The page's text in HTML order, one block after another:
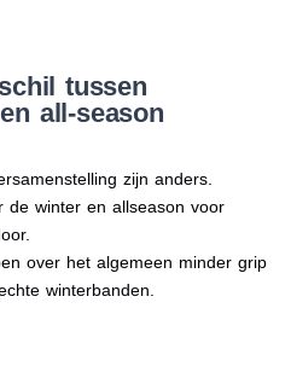
tussen
all-season
zijn anders.
de winter en allseason voor
over het algemeen minder grip
winterbanden.